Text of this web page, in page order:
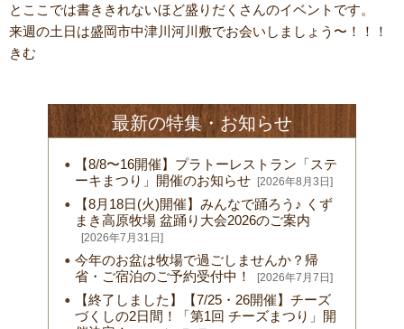
とここでは書ききれないほど盛りだくさんのイベントです。
来週の土日は盛岡市中津川河川敷でお会いしましょう〜！！！
きむ
最新の特集・お知らせ
【8/8〜16開催】プラトーレストラン「ステ
ーキまつり」開催のお知らせ
[2026年8月3日]
【8月18日(火)開催】みんなで踊ろう♪ くず
まき高原牧場 盆踊り大会2026のご案内
[2026年7月31日]
今年のお盆は牧場で過ごしませんか？帰
省・ご宿泊のご予約受付中！
[2026年7月7日]
【終了しました】【7/25・26開催】チーズ
づくしの2日間！「第1回 チーズまつり」開